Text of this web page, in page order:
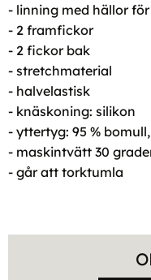
- linning med hällor
- 2 framfickor
- 2 fickor bak
- stretchmaterial
- halvelastisk
- knäskoning: silikon
- yttertyg: 95 %
- maskintvätt 30
- går att torktumla